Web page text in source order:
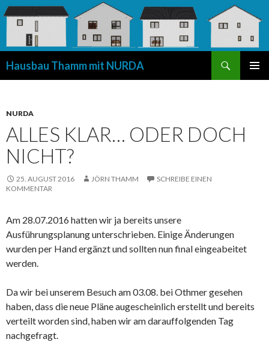
Hausbau Thamm mit NURDA
NURDA
ALLES KLAR… ODER DOCH
NICHT?
25. AUGUST 2016 JÖRN THAMM
SCHREIBE EINEN
KOMMENTAR
Am 28.07.2016 hatten wir ja bereits unsere
Ausführungsplanung unterschrieben. Einige Änderungen
wurden per Hand ergänzt und sollten nun final eingeabeitet
werden.
Da wir bei unserem Besuch am 03.08. bei Othmer gesehen
haben, dass die neue Pläne augescheinlich erstellt und bereits
verteilt worden sind, haben wir am darauffolgenden Tag
nachgefragt.